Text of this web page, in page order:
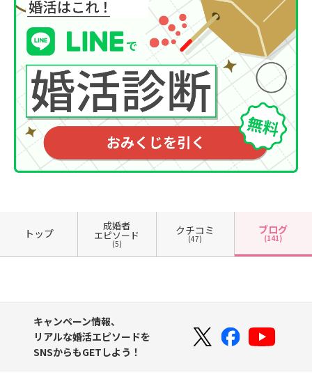
トップ
成婚者
エピソード
(5)
クチコミ
(47)
ブログ
(141)
キャンペーン情報、
リアルな婚活エピソードを
SNSからもGETしよう！